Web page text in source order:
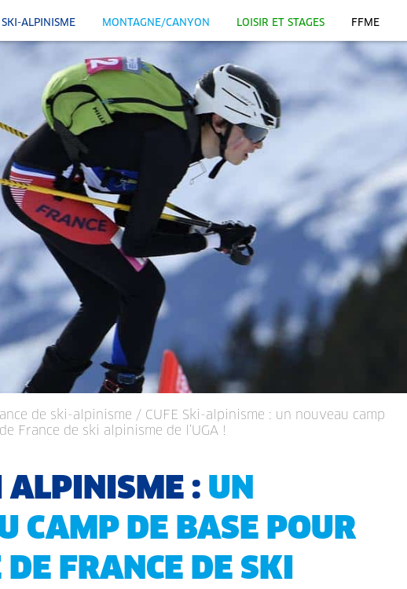
SKI-ALPINISME MONTAGNE/CANYON LOISIR ET STAGES FFME
de ski-alpinisme / CUFE Ski-alpinisme : un nouveau camp
France de ski alpinisme de l’UGA !
ALPINISME : UN
CAMP DE BASE POUR
DE FRANCE DE SKI